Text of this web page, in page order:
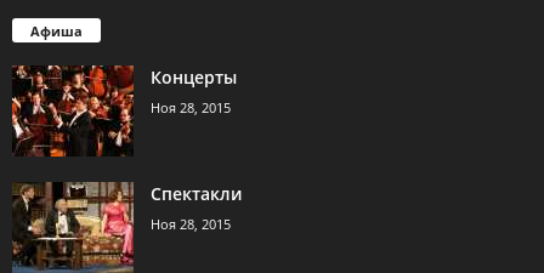
Афиша
Концерты
Ноя 28, 2015
Спектакли
Ноя 28, 2015